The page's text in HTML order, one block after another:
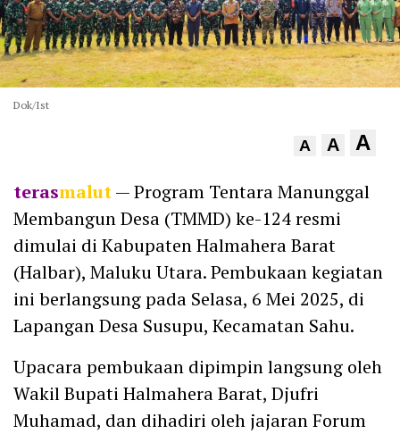
Dok/Ist
A A A
terasmalut— Program Tentara Manunggal
Membangun Desa (TMMD) ke-124 resmi
dimulai di Kabupaten Halmahera Barat
(Halbar), Maluku Utara. Pembukaan kegiatan
ini berlangsung pada Selasa, 6 Mei 2025, di
Lapangan Desa Susupu, Kecamatan Sahu.
Upacara pembukaan dipimpin langsung oleh
Wakil Bupati Halmahera Barat, Djufri
Muhamad, dan dihadiri oleh jajaran Forum